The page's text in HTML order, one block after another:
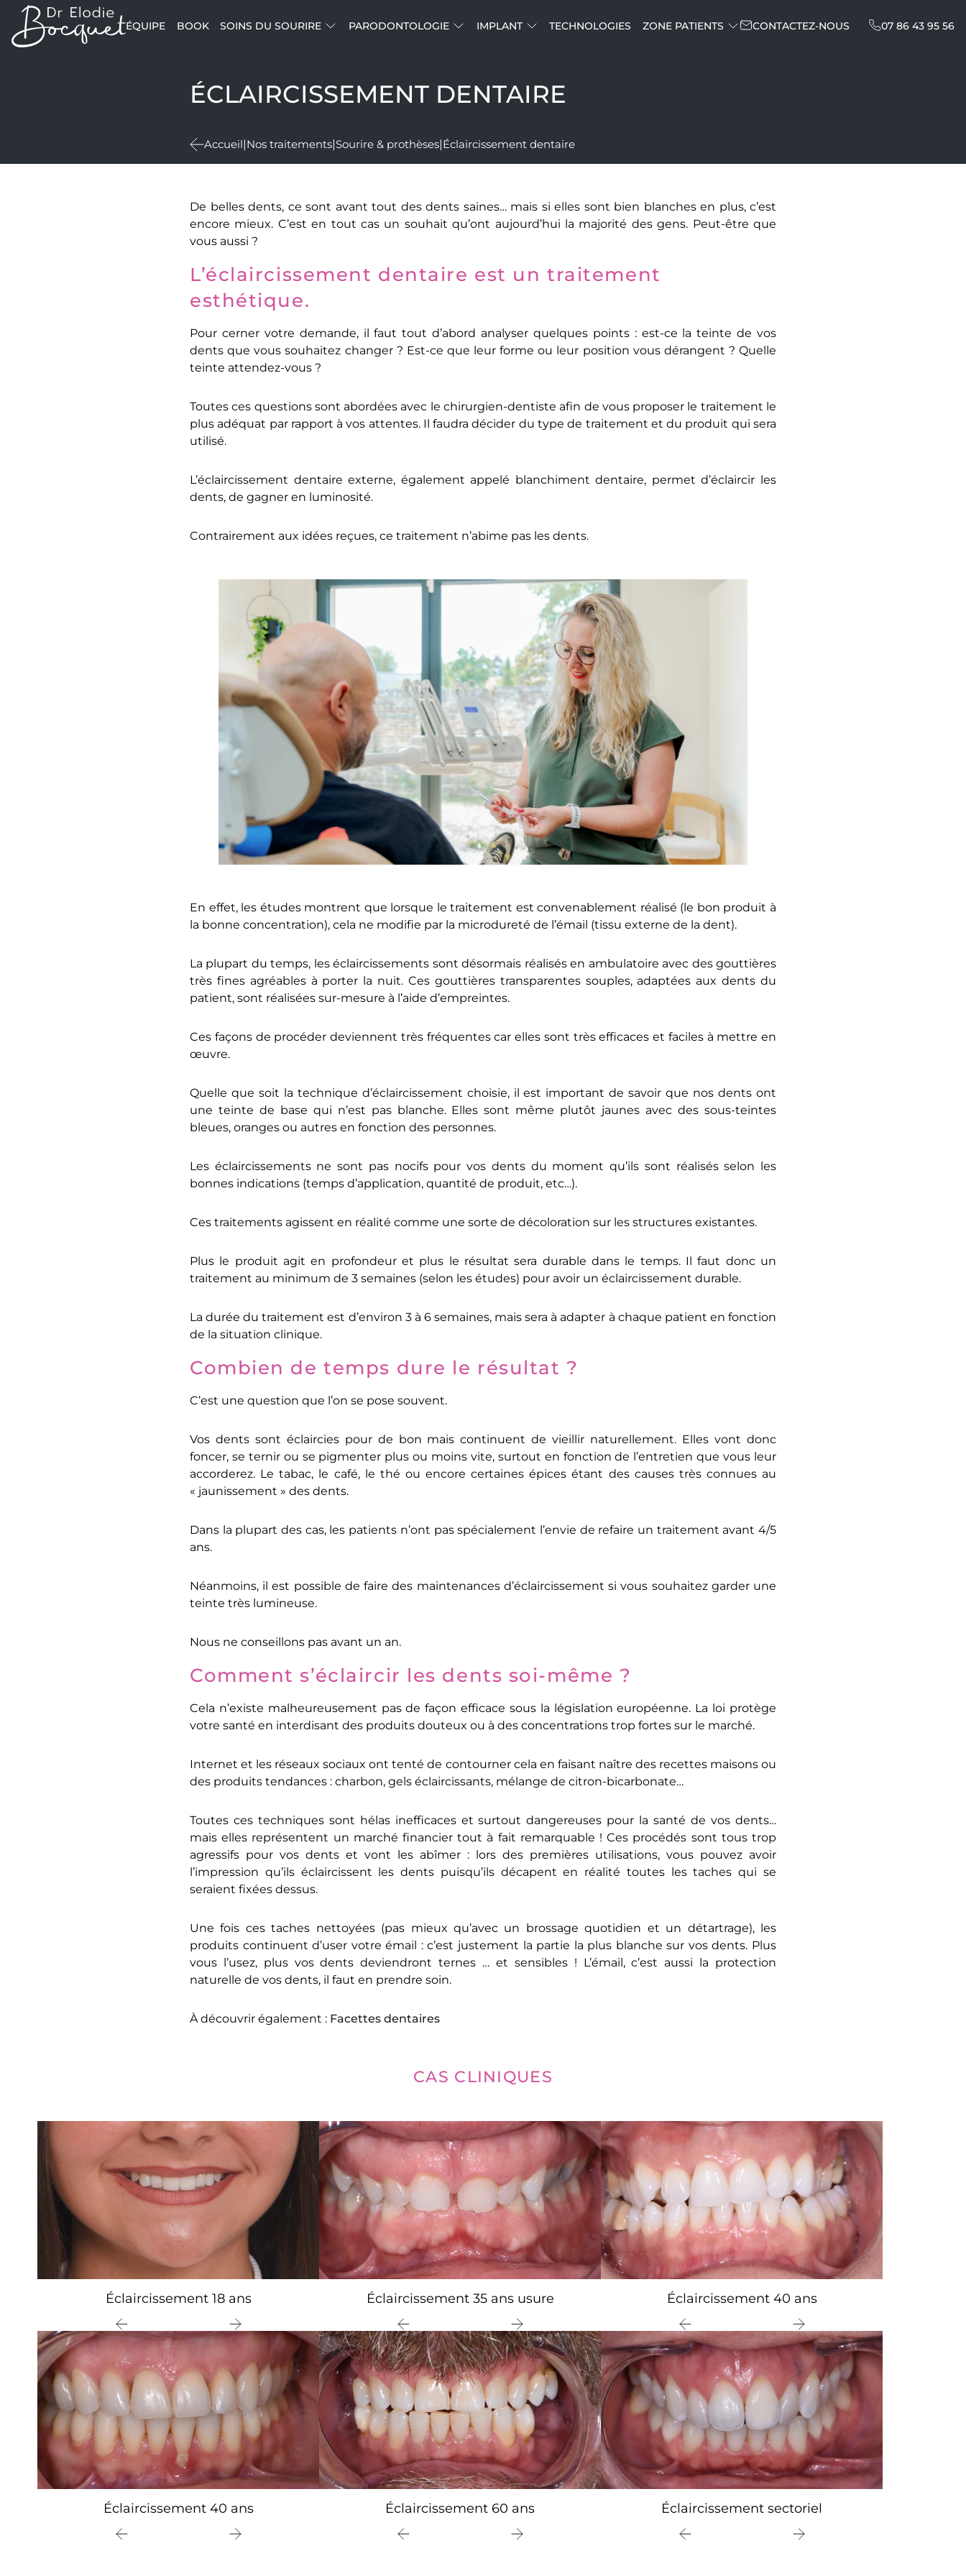
ÉQUIPE BOOK SOINS DU SOURIRE PARODONTOLOGIE IMPLANT TECHNOLOGIES ZONE PATIENTS CONTACTEZ-NOUS 07 86 43 95 56
ÉCLAIRCISSEMENT DENTAIRE
Accueil|Nos traitements|Sourire & prothèses|Éclaircissement dentaire
De belles dents, ce sont avant tout des dents saines… mais si elles sont bien blanches en plus, c’est
encore mieux. C’est en tout cas un souhait qu’ont aujourd’hui la majorité des gens. Peut-être que
vous aussi ?
L’éclaircissement dentaire est un traitement
esthétique.
Pour cerner votre demande, il faut tout d’abord analyser quelques points : est-ce la teinte de vos
dents que vous souhaitez changer ? Est-ce que leur forme ou leur position vous dérangent ? Quelle
teinte attendez-vous ?
Toutes ces questions sont abordées avec le chirurgien-dentiste afin de vous proposer le traitement le
plus adéquat par rapport à vos attentes. Il faudra décider du type de traitement et du produit qui sera
utilisé.
L’éclaircissement dentaire externe, également appelé blanchiment dentaire, permet d’éclaircir les
dents, de gagner en luminosité.
Contrairement aux idées reçues, ce traitement n’abime pas les dents.
En effet, les études montrent que lorsque le traitement est convenablement réalisé (le bon produit à
la bonne concentration), cela ne modifie par la microdureté de l’émail (tissu externe de la dent).
La plupart du temps, les éclaircissements sont désormais réalisés en ambulatoire avec des gouttières
très fines agréables à porter la nuit. Ces gouttières transparentes souples, adaptées aux dents du
patient, sont réalisées sur-mesure à l’aide d’empreintes.
Ces façons de procéder deviennent très fréquentes car elles sont très efficaces et faciles à mettre en
œuvre.
Quelle que soit la technique d’éclaircissement choisie, il est important de savoir que nos dents ont
une teinte de base qui n’est pas blanche. Elles sont même plutôt jaunes avec des sous-teintes
bleues, oranges ou autres en fonction des personnes.
Les éclaircissements ne sont pas nocifs pour vos dents du moment qu’ils sont réalisés selon les
bonnes indications (temps d’application, quantité de produit, etc…).
Ces traitements agissent en réalité comme une sorte de décoloration sur les structures existantes.
Plus le produit agit en profondeur et plus le résultat sera durable dans le temps. Il faut donc un
traitement au minimum de 3 semaines (selon les études) pour avoir un éclaircissement durable.
La durée du traitement est d’environ 3 à 6 semaines, mais sera à adapter à chaque patient en fonction
de la situation clinique.
Combien de temps dure le résultat ?
C’est une question que l’on se pose souvent.
Vos dents sont éclaircies pour de bon mais continuent de vieillir naturellement. Elles vont donc
foncer, se ternir ou se pigmenter plus ou moins vite, surtout en fonction de l’entretien que vous leur
accorderez. Le tabac, le café, le thé ou encore certaines épices étant des causes très connues au
« jaunissement » des dents.
Dans la plupart des cas, les patients n’ont pas spécialement l’envie de refaire un traitement avant 4/5
ans.
Néanmoins, il est possible de faire des maintenances d’éclaircissement si vous souhaitez garder une
teinte très lumineuse.
Nous ne conseillons pas avant un an.
Comment s’éclaircir les dents soi-même ?
Cela n’existe malheureusement pas de façon efficace sous la législation européenne. La loi protège
votre santé en interdisant des produits douteux ou à des concentrations trop fortes sur le marché.
Internet et les réseaux sociaux ont tenté de contourner cela en faisant naître des recettes maisons ou
des produits tendances : charbon, gels éclaircissants, mélange de citron-bicarbonate…
Toutes ces techniques sont hélas inefficaces et surtout dangereuses pour la santé de vos dents…
mais elles représentent un marché financier tout à fait remarquable ! Ces procédés sont tous trop
agressifs pour vos dents et vont les abîmer : lors des premières utilisations, vous pouvez avoir
l’impression qu’ils éclaircissent les dents puisqu’ils décapent en réalité toutes les taches qui se
seraient fixées dessus.
Une fois ces taches nettoyées (pas mieux qu’avec un brossage quotidien et un détartrage), les
produits continuent d’user votre émail : c’est justement la partie la plus blanche sur vos dents. Plus
vous l’usez, plus vos dents deviendront ternes … et sensibles ! L’émail, c’est aussi la protection
naturelle de vos dents, il faut en prendre soin.
À découvrir également : Facettes dentaires
CAS CLINIQUES
Éclaircissement 18 ans Éclaircissement 35 ans usure Éclaircissement 40 ans
Éclaircissement 40 ans Éclaircissement 60 ans Éclaircissement sectoriel